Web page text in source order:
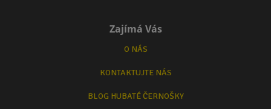
Zajímá Vás
O NÁS
KONTAKTUJTE NÁS
BLOG HUBATÉ ČERNOŠKY